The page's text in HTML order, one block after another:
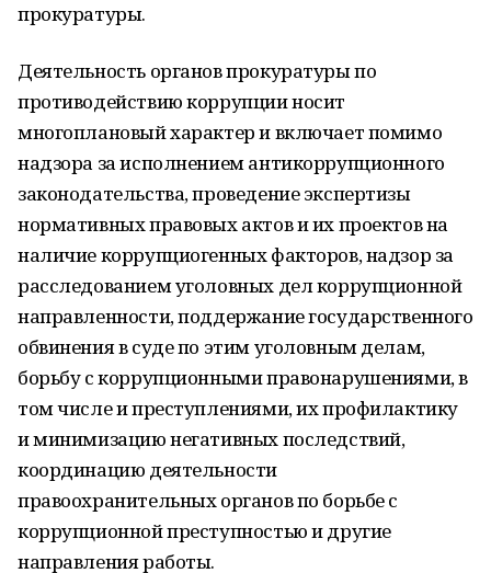
прокуратуры.
Деятельность органов прокуратуры по
противодействию коррупции носит
многоплановый характер и включает помимо
надзора за исполнением антикоррупционного
законодательства, проведение экспертизы
нормативных правовых актов и их проектов на
наличие коррупциогенных факторов, надзор за
расследованием уголовных дел коррупционной
направленности, поддержание государственного
обвинения в суде по этим уголовным делам,
борьбу с коррупционными правонарушениями, в
том числе и преступлениями, их профилактику
и минимизацию негативных последствий,
координацию деятельности
правоохранительных органов по борьбе с
коррупционной преступностью и другие
направления работы.